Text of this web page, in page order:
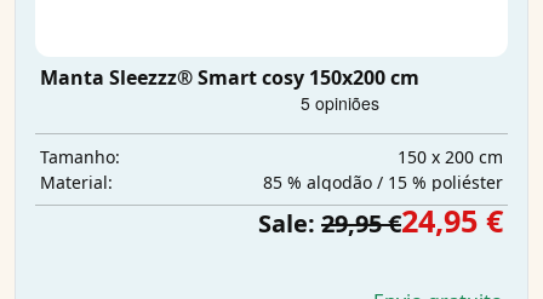
Manta Sleezzz® Smart cosy 150x200 cm
Tamanho:
150 x 200 cm
Material:
85 % algodão / 15 % poliéster
Sale: 29,95 €24,95 €